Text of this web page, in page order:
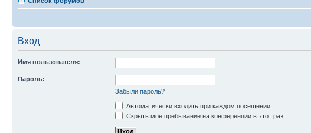
Вход
Имя пользователя:
Пароль:
Забыли пароль?
Автоматически входить при каждом посещении
Скрыть моё пребывание на конференции в этот раз